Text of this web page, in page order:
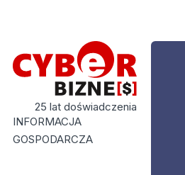
25 lat doświadczenia
INFORMACJA
GOSPODARCZA